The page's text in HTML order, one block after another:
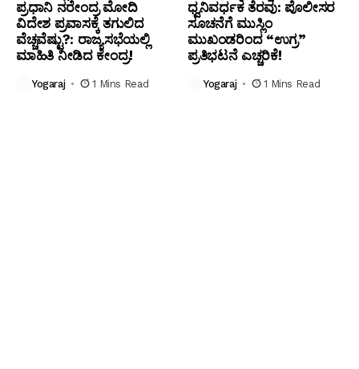
ಪ್ರಧಾನಿ ನರೇಂದ್ರ ಮೋದಿ
ವಿದೇಶ ಪ್ರವಾಸಕ್ಕೆ ತಗುಲಿದ
ವೆಚ್ಚವೆಷ್ಟು?: ರಾಜ್ಯಸಭೆಯಲ್ಲಿ
ಮಾಹಿತಿ ನೀಡಿದ ಕೇಂದ್ರ!
Yogaraj 1 Mins Read
ಧ್ವನಿವರ್ಧಕ ತೆರವು: ಪೊಲೀಸರ
ಸೂಚನೆಗೆ ಮುಸ್ಲಿಂ
ಮುಖಂಡರಿಂದ “ಉಗ್ರ”
ಪ್ರತಿಭಟನೆ ಎಚ್ಚರಿಕೆ!
Yogaraj 1 Mins Read